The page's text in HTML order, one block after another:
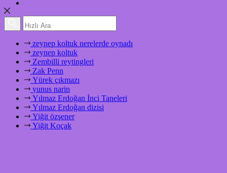
zeynep koltuk nerelerde oynadı
zeynep koltuk
Zembilli reytingleri
Zak Penn
Yürek çıkmazı
yunus narin
Yılmaz Erdoğan İnci Taneleri
Yılmaz Erdoğan dizisi
Yiğit özşener
Yiğit Koçak